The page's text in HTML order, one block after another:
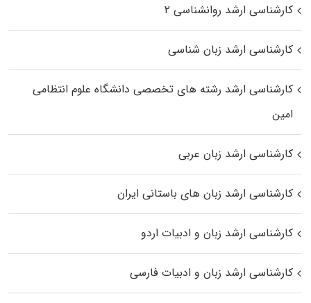
کارشناسی ارشد روانشناسی ۲
کارشناسی ارشد زبان شناسی
کارشناسی ارشد رﺷﺘﻪ ﻫﺎی تخصصی داﻧﺸﮕﺎه ﻋﻠﻮم انتظامی
اﻣﻴﻦ
کارشناسی ارشد زبان عربی
کارشناسی ارشد زبان‌ های باستانی ایران
کارشناسی ارشد زبان و ادبیات اردو
کارشناسی ارشد زبان و ادبیات فارسی